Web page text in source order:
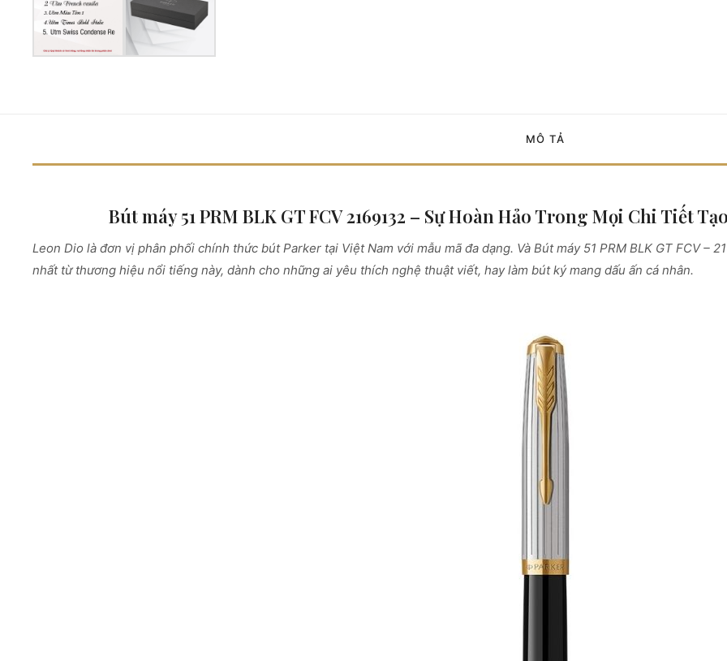
MÔ TẢ
Bút máy 51 PRM BLK GT FCV 2169132 – Sự Hoàn Hảo Trong Mọi Chi Tiết
Leon Dio là đơn vị phân phối chính thức bút Parker tại Việt Nam với mẫu mã đa dạng. Và Bút máy 51 PRM BLK GT FCV –
nhất từ thương hiệu nổi tiếng này, dành cho những ai yêu thích nghệ thuật viết, hay làm bút ký mang dấu ấn cá nhân.